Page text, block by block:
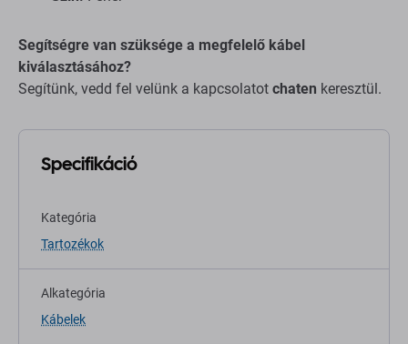
Segítségre van szüksége a megfelelő kábel
kiválasztásához?
Segítünk, vedd fel velünk a kapcsolatot chaten keresztül.
Specifikáció
Kategória
Tartozékok
Alkategória
Kábelek